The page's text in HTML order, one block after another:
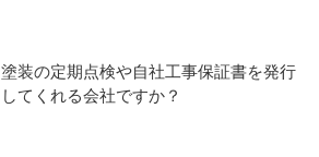
塗装の定期点検や自社工事保証書を発行
してくれる会社ですか？